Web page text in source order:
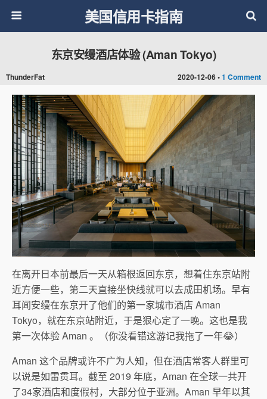
美国信用卡指南
2020-12-06 •1 Comment
东京安缦酒店体验 (Aman Tokyo)
ThunderFat
在离开日本前最后一天从箱根返回东京，想着住东京站附
近方便一些，第二天直接坐快线就可以去成田机场。早有
耳闻安缦在东京开了他们的第一家城市酒店 Aman
Tokyo，就在东京站附近，于是狠心定了一晚。这也是我
第一次体验 Aman 。（你没看错这游记我拖了一年😂）
Aman 这个品牌或许不广为人知，但在酒店常客人群里可
以说是如雷贯耳。截至 2019 年底，Aman 在全球一共开
了34家酒店和度假村，大部分位于亚洲。Aman 早年以其